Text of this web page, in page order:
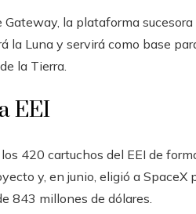
la plataforma sucesora
la Luna y servirá como base
la Tierra.
EEI
420 cartuchos del EEI de
y, en junio, eligió a SpaceX
843 millones de dólares.